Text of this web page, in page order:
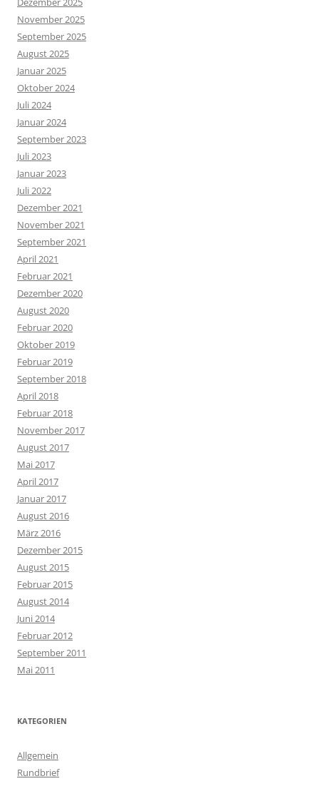
November 2025
September 2025
August 2025
Januar 2025
Oktober 2024
Juli 2024
Januar 2024
September 2023
Juli 2023
Januar 2023
Juli 2022
Dezember 2021
November 2021
September 2021
April 2021
Februar 2021
Dezember 2020
August 2020
Februar 2020
Oktober 2019
Februar 2019
September 2018
April 2018
Februar 2018
November 2017
August 2017
Mai 2017
April 2017
Januar 2017
August 2016
März 2016
Dezember 2015
August 2015
Februar 2015
August 2014
Juni 2014
Februar 2012
September 2011
Mai 2011
KATEGORIEN
Allgemein
Rundbrief